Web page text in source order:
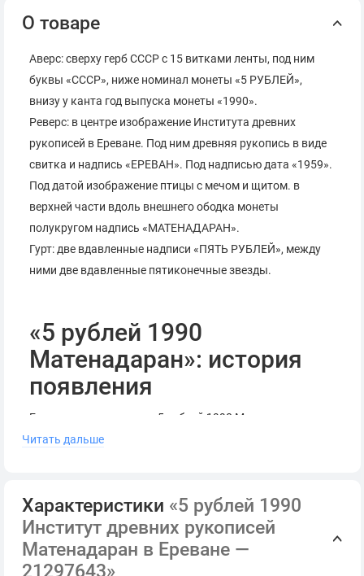
О товаре
Аверс: сверху герб СССР с 15 витками ленты, под ним
буквы «СССР», ниже номинал монеты «5 РУБЛЕЙ»,
внизу у канта год выпуска монеты «1990».
Реверс: в центре изображение Института древних
рукописей в Ереване. Под ним древняя рукопись в виде
свитка и надпись «ЕРЕВАН». Под надписью дата «1959».
Под датой изображение птицы с мечом и щитом. в
верхней части вдоль внешнего ободка монеты
полукругом надпись «МАТЕНАДАРАН».
Гурт: две вдавленные надписи «ПЯТЬ РУБЛЕЙ», между
ними две вдавленные пятиконечные звезды.
«5 рублей 1990
Матенадаран»: история
появления
Если вы хотите купить «5 рублей 1990 Матенадаран», то
вам будет любопытно узнать, что монета была
СССР.
На монете изображен Институт древних рукописей в
Ереване. Он был основан в 1920 году, а в 1959 году было
Читать дальше
Характеристики «5 рублей 1990
Институт древних рукописей
Матенадаран в Ереване —
21297643»